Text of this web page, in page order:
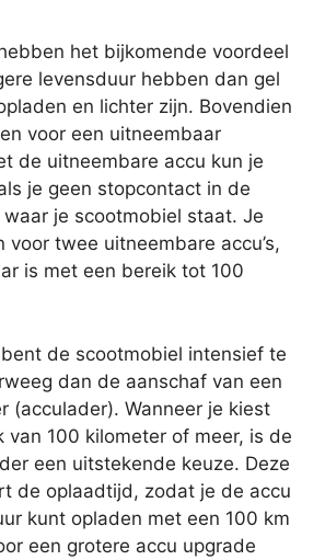
het bijkomende voordeel
levensduur hebben dan gel
en lichter zijn. Bovendien
voor een uitneembaar
de uitneembare accu kun je
je geen stopcontact in de
je scootmobiel staat. Je
voor twee uitneembare accu’s,
is met een bereik tot 100
de scootmobiel intensief te
dan de aanschaf van een
(acculader). Wanneer je kiest
van 100 kilometer of meer, is de
een uitstekende keuze. Deze
de oplaadtijd, zodat je de accu
kunt opladen met een 100 km
een grotere accu upgrade